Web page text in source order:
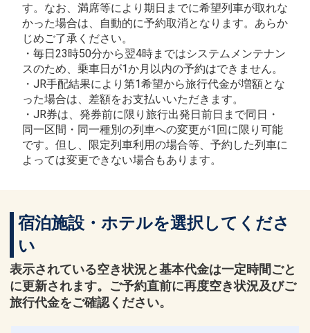
す。なお、満席等により期日までに希望列車が取れな
かった場合は、自動的に予約取消となります。あらか
じめご了承ください。
・毎日23時50分から翌4時まではシステムメンテナン
スのため、乗車日が1か月以内の予約はできません。
・JR手配結果により第1希望から旅行代金が増額とな
った場合は、差額をお支払いいただきます。
・JR券は、発券前に限り旅行出発日前日まで同日・
同一区間・同一種別の列車への変更が1回に限り可能
です。但し、限定列車利用の場合等、予約した列車に
よっては変更できない場合もあります。
宿泊施設・ホテルを選択してくださ
い
表示されている空き状況と基本代金は一定時間ごと
に更新されます。ご予約直前に再度空き状況及びご
旅行代金をご確認ください。